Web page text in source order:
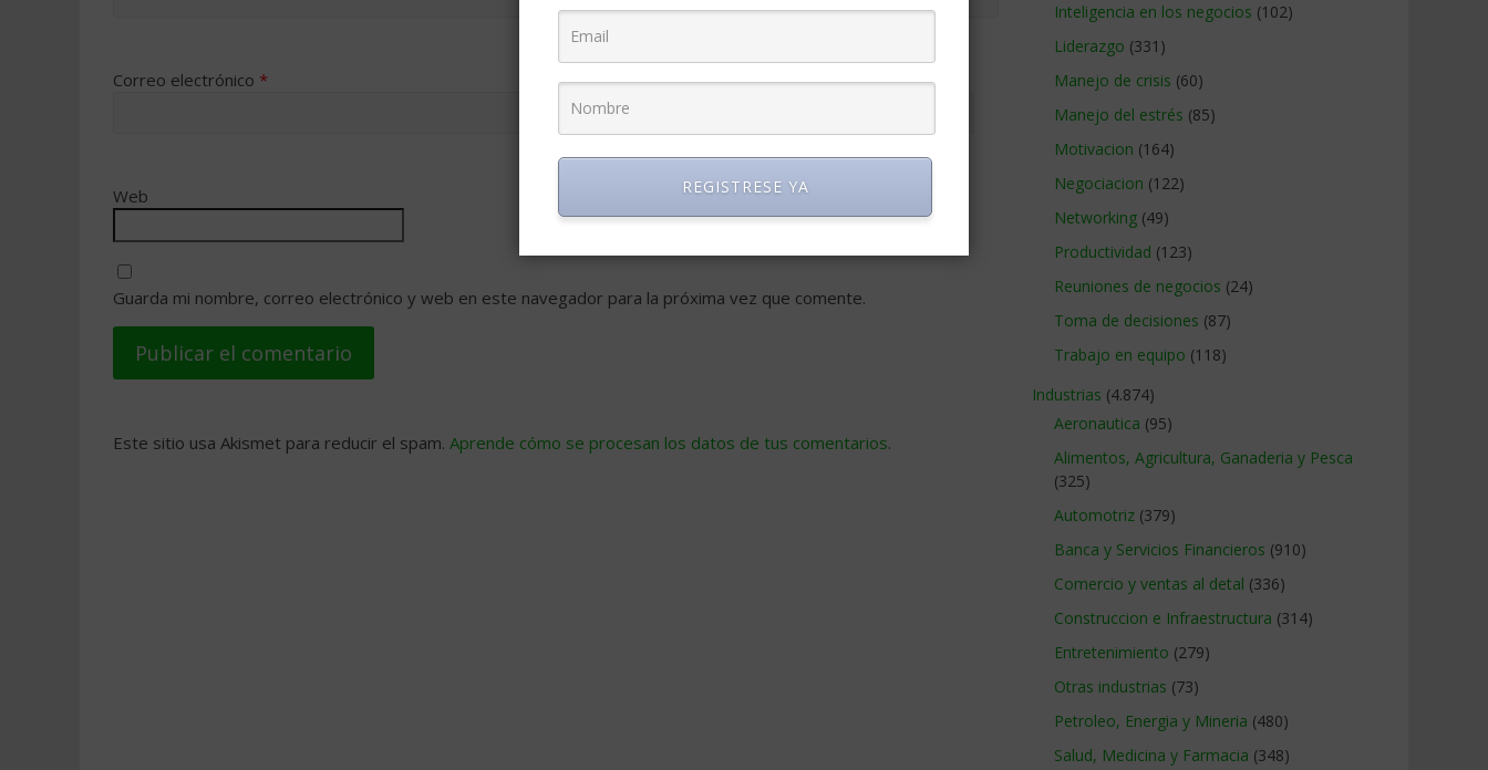
Correo electrónico *
Web
Guarda mi nombre, correo electrónico y web en este navegador para la próxima vez que comente.
Este sitio usa Akismet para reducir el spam. Aprende cómo se procesan los datos de tus comentarios.
Inteligencia en los negocios (102)
Liderazgo (331)
Manejo de crisis (60)
Manejo del estrés (85)
Motivacion (164)
Negociacion (122)
Networking (49)
Productividad (123)
Reuniones de negocios (24)
Toma de decisiones (87)
Trabajo en equipo (118)
Industrias (4.874)
Aeronautica (95)
Alimentos, Agricultura, Ganaderia y Pesca
(325)
Automotriz (379)
Banca y Servicios Financieros (910)
Comercio y ventas al detal (336)
Construccion e Infraestructura (314)
Entretenimiento (279)
Otras industrias (73)
Petroleo, Energia y Mineria (480)
Salud, Medicina y Farmacia (348)
REGISTRESE YA